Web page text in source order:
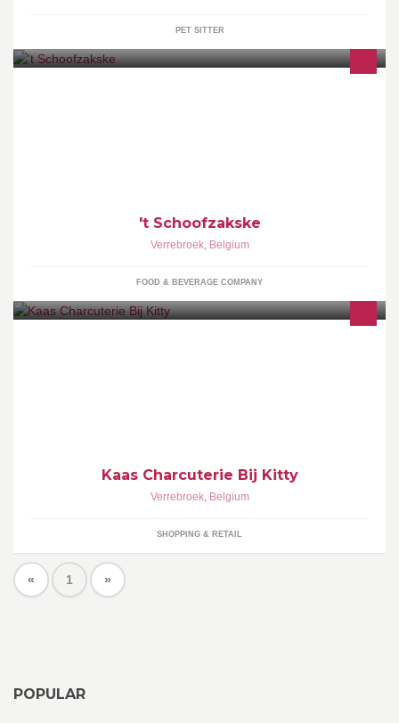
PET SITTER
't Schoofzakske
Verrebroek, Belgium
FOOD & BEVERAGE COMPANY
Kaas Charcuterie Bij Kitty
Verrebroek, Belgium
SHOPPING & RETAIL
« 1 »
POPULAR